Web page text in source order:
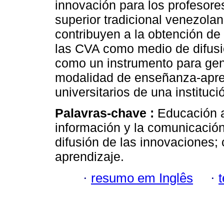
innovación para los
superior tradicional
contribuyen a la obtención
las CVA como medio de
como un instrumento para
modalidad de enseñanza-
universitarios de una
Palavras-chave : Educación
información y la
difusión de las innovaciones;
aprendizaje.
· resumo em Inglês ·